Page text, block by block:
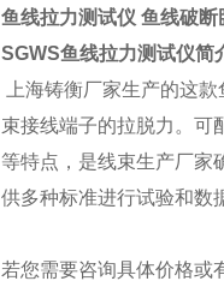
鱼线拉力测试仪 鱼线破断
SGWS鱼线拉力测试仪简
上海铸衡厂家生产的这款
束接线端子的拉脱力。可
等特点，是线束生产厂家
供多种标准进行试验和数
若您需要咨询具体价格或